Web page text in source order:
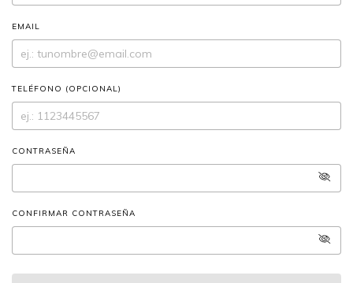
EMAIL
TELÉFONO (OPCIONAL)
CONTRASEÑA
CONFIRMAR CONTRASEÑA